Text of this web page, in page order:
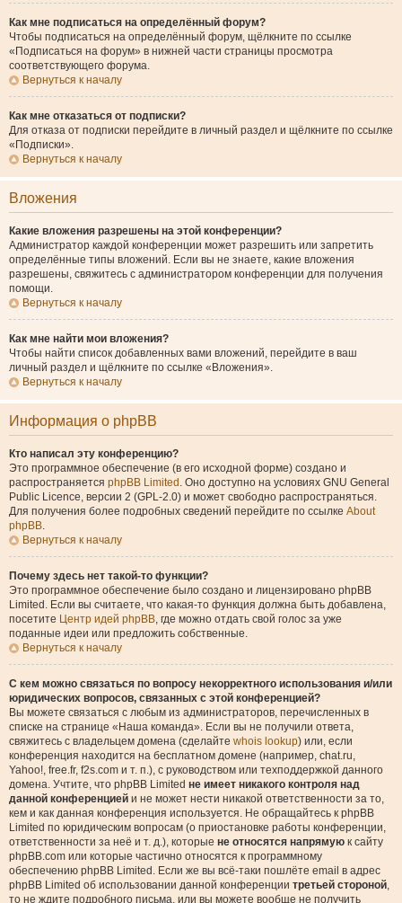
Как мне подписаться на определённый форум?
Чтобы подписаться на определённый форум, щёлкните по ссылке
«Подписаться на форум» в нижней части страницы просмотра
соответствующего форума.
Вернуться к началу
Как мне отказаться от подписки?
Для отказа от подписки перейдите в личный раздел и щёлкните по ссылке
«Подписки».
Вернуться к началу
Вложения
Какие вложения разрешены на этой конференции?
Администратор каждой конференции может разрешить или запретить
определённые типы вложений. Если вы не знаете, какие вложения
разрешены, свяжитесь с администратором конференции для получения
помощи.
Вернуться к началу
Как мне найти мои вложения?
Чтобы найти список добавленных вами вложений, перейдите в ваш
личный раздел и щёлкните по ссылке «Вложения».
Вернуться к началу
Информация о phpBB
Кто написал эту конференцию?
Это программное обеспечение (в его исходной форме) создано и
распространяется phpBB Limited . Оно доступно на условиях GNU General
Public Licence, версии 2 (GPL-2.0) и может свободно распространяться.
Для получения более подробных сведений перейдите по ссылке About
phpBB.
Вернуться к началу
Почему здесь нет такой-то функции?
Это программное обеспечение было создано и лицензировано phpBB
Limited. Если вы считаете, что какая-то функция должна быть добавлена,
посетите Центр идей phpBB, где можно отдать свой голос за уже
поданные идеи или предложить собственные.
Вернуться к началу
С кем можно связаться по вопросу некорректного использования и/или
юридических вопросов, связанных с этой конференцией?
Вы можете связаться с любым из администраторов, перечисленных в
списке на странице «Наша команда». Если вы не получили ответа,
свяжитесь с владельцем домена (сделайте whois lookup) или, если
конференция находится на бесплатном домене (например, chat.ru,
Yahoo!, free.fr, f2s.com и т. п.), с руководством или техподдержкой данного
домена. Учтите, что phpBB Limited не имеет никакого контроля над
данной конференцией и не может нести никакой ответственности за то,
кем и как данная конференция используется. Не обращайтесь к phpBB
Limited по юридическим вопросам (о приостановке работы конференции,
ответственности за неё и т. д.), которые не относятся напрямую к сайту
phpBB.com или которые частично относятся к программному
обеспечению phpBB Limited. Если же вы всё-таки пошлёте email в адрес
phpBB Limited об использовании данной конференции третьей стороной,
то не ждите подробного письма, или вы можете вообще не получить